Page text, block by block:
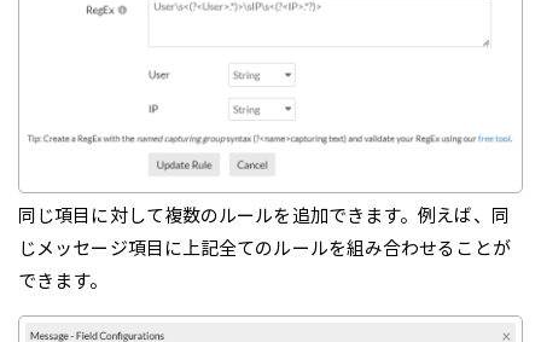
同じ項目に対して複数のルールを追加できます。例えば、同
じメッセージ項目に上記全てのルールを組み合わせることが
できます。